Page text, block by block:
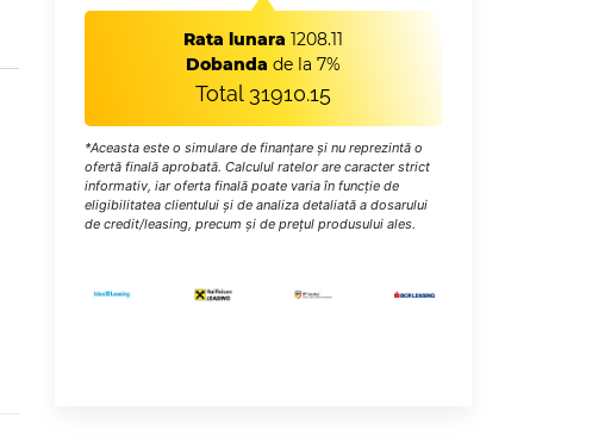
Rata lunara 1208.11
Dobanda de la 7%
Total 31910.15
*Aceasta este o simulare de finanțare și nu reprezintă o
ofertă finală aprobată. Calculul ratelor are caracter strict
informativ, iar oferta finală poate varia în funcție de
eligibilitatea clientului și de analiza detaliată a dosarului
de credit/leasing, precum și de prețul produsului ales.